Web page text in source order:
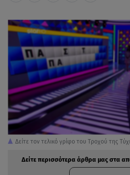
Δείτε τον τελικό γρίφο του Τροχού της
Δείτε περισσότερα άρθρα μας στα